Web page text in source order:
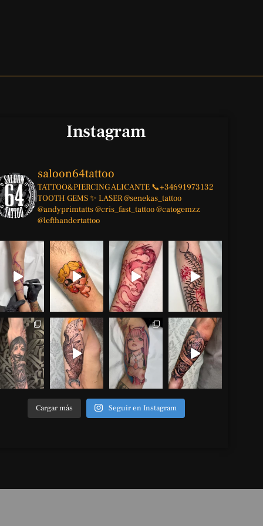
Instagram
saloon64tattoo
TATTOO&PIERCINGALICANTE 📞+34691973132
TOOTH GEMS ✨ LASER@senekas_tattoo
@andyprimtatts@cris_fast_tattoo@catogemzz
@lefthandertattoo
Cargar más Seguir en Instagram